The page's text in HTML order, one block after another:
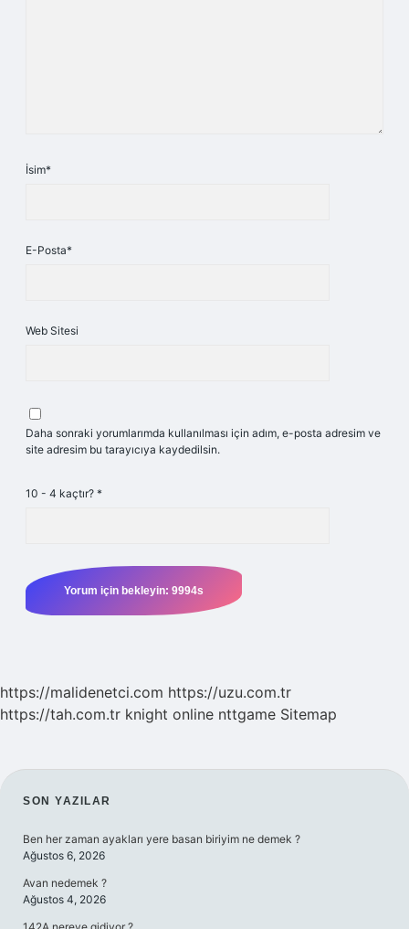
İsim*
E-Posta*
Web Sitesi
Daha sonraki yorumlarımda kullanılması için adım, e-posta adresim ve
site adresim bu tarayıcıya kaydedilsin.
10 - 4 kaçtır? *
https://malidenetci.com https://uzu.com.tr
https://tah.com.tr knight online nttgame Sitemap
SIDEBAR
SON YAZILAR
Ben her zaman ayakları yere basan biriyim ne demek ?
Ağustos 6, 2026
Avan nedemek ?
Ağustos 4, 2026